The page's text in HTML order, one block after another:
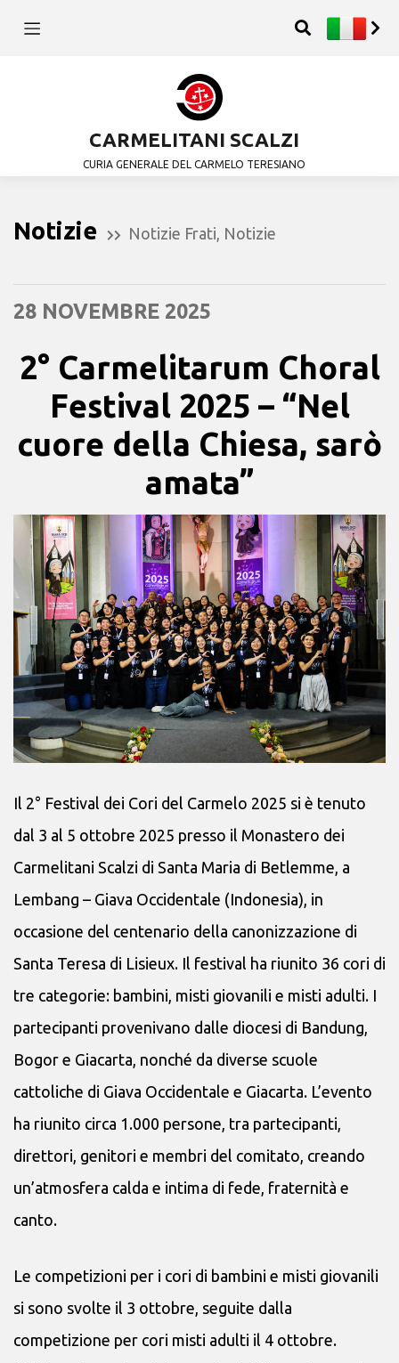
CARMELITANI SCALZI
CURIA GENERALE DEL CARMELO TERESIANO
Notizie Notizie Frati Notizie
28 NOVEMBRE 2025
2° Carmelitarum Choral
Festival 2025 – “Nel
cuore della Chiesa, sarò
amata”
Il 2° Festival dei Cori del Carmelo 2025 si è tenuto
dal 3 al 5 ottobre 2025 presso il Monastero dei
Carmelitani Scalzi di Santa Maria di Betlemme, a
Lembang – Giava Occidentale (Indonesia), in
occasione del centenario della canonizzazione di
Santa Teresa di Lisieux. Il festival ha riunito 36 cori di
tre categorie: bambini, misti giovanili e misti adulti. I
partecipanti provenivano dalle diocesi di Bandung,
Bogor e Giacarta, nonché da diverse scuole
cattoliche di Giava Occidentale e Giacarta. L’evento
ha riunito circa 1.000 persone, tra partecipanti,
direttori, genitori e membri del comitato, creando
un’atmosfera calda e intima di fede, fraternità e
canto.
Le competizioni per i cori di bambini e misti giovanili
si sono svolte il 3 ottobre, seguite dalla
competizione per cori misti adulti il 4 ottobre.